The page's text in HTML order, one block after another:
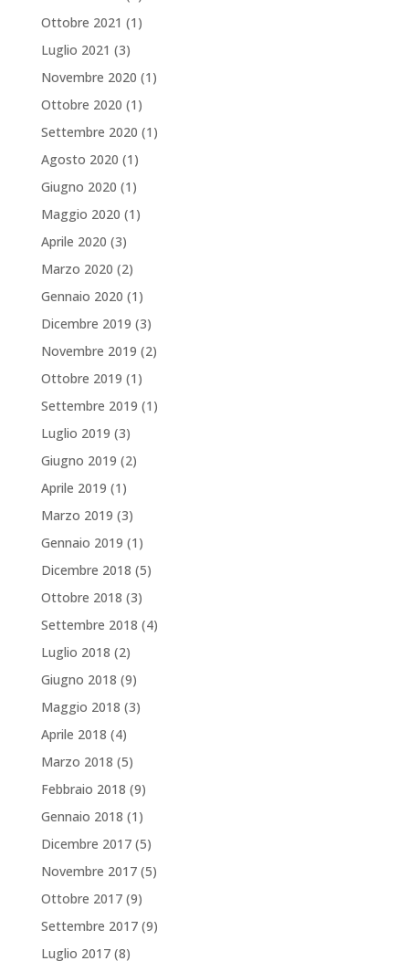
Ottobre 2021 (1)
Luglio 2021 (3)
Novembre 2020 (1)
Ottobre 2020 (1)
Settembre 2020 (1)
Agosto 2020 (1)
Giugno 2020 (1)
Maggio 2020 (1)
Aprile 2020 (3)
Marzo 2020 (2)
Gennaio 2020 (1)
Dicembre 2019 (3)
Novembre 2019 (2)
Ottobre 2019 (1)
Settembre 2019 (1)
Luglio 2019 (3)
Giugno 2019 (2)
Aprile 2019 (1)
Marzo 2019 (3)
Gennaio 2019 (1)
Dicembre 2018 (5)
Ottobre 2018 (3)
Settembre 2018 (4)
Luglio 2018 (2)
Giugno 2018 (9)
Maggio 2018 (3)
Aprile 2018 (4)
Marzo 2018 (5)
Febbraio 2018 (9)
Gennaio 2018 (1)
Dicembre 2017(5)
Novembre 2017(5)
Ottobre 2017(9)
Settembre 2017(9)
Luglio 2017(8)